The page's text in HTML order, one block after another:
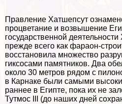
Правление Хатшепсут
процветание и возвышение
государственной
прежде всего как фараон-
восстановила множество
гиксосами памятников. Два
около 30 метров рядом с
в Карнаке были самыми
раннее в Египте, пока их не
Тутмос III (до наших дней